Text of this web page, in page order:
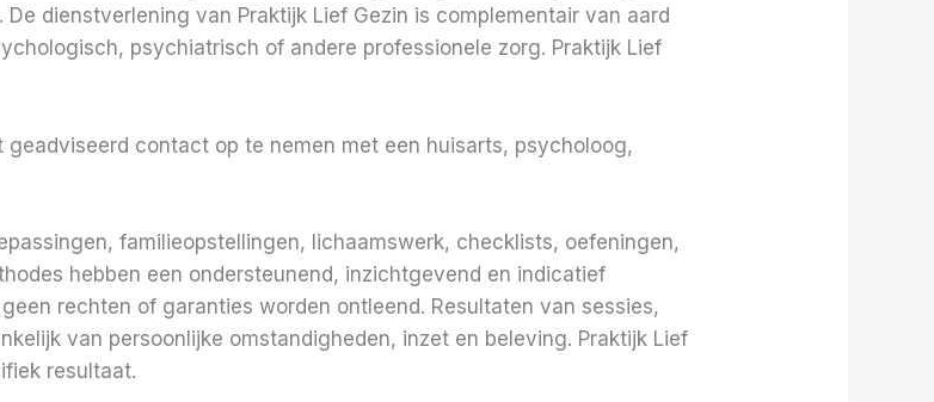
dienstverlening van Praktijk Lief Gezin is complementair van aard
psychiatrisch of andere professionele zorg. Praktijk Lief
contact op te nemen met een huisarts, psycholoog,
familieopstellingen, lichaamswerk, checklists, oefeningen,
hebben een ondersteunend, inzichtgevend en indicatief
rechten of garanties worden ontleend. Resultaten van sessies,
van persoonlijke omstandigheden, inzet en beleving. Praktijk Lief
resultaat.